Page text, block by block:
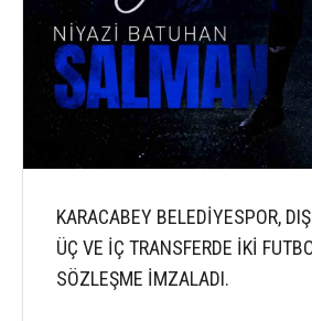
KARACABEY BELEDİYESPOR,
ÜÇ VE İÇ TRANSFERDE İKİ
SÖZLEŞME İMZALADI.